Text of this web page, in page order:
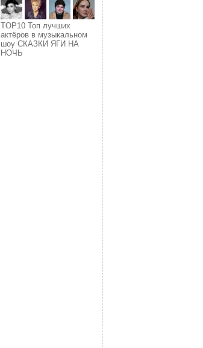
TOP10 Топ лучших
актёров в музыкальном
шоу СКАЗКИ ЯГИ НА
НОЧЬ